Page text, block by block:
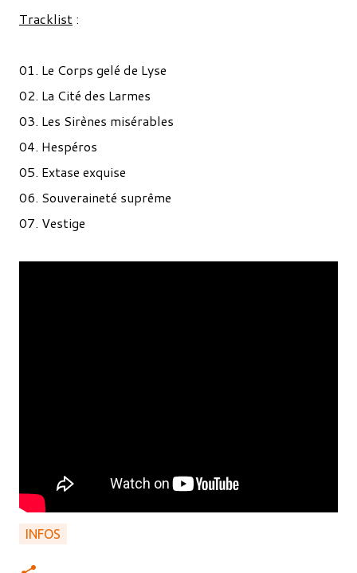
Tracklist :
01. Le Corps gelé de Lyse
02. La Cité des Larmes
03. Les Sirènes misérables
04. Hespéros
05. Extase exquise
06. Souveraineté suprême
07. Vestige
INFOS